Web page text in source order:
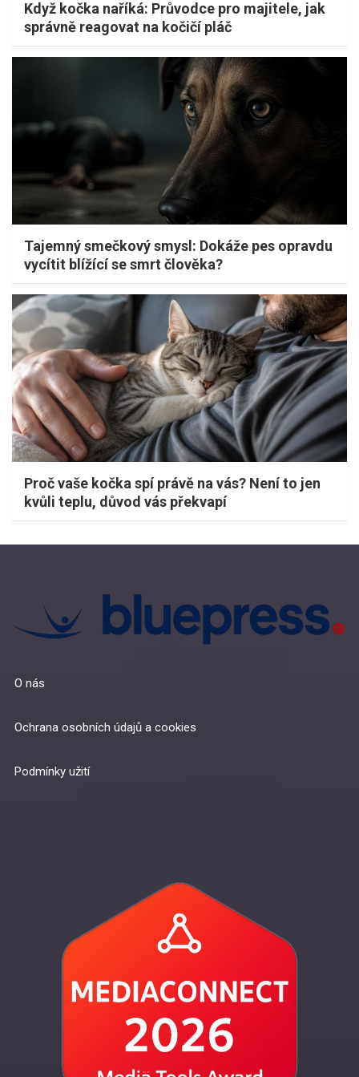
Když kočka naříká: Průvodce pro majitele, jak
správně reagovat na kočičí pláč
Tajemný smečkový smysl: Dokáže pes opravdu
vycítit blížící se smrt člověka?
Proč vaše kočka spí právě na vás? Není to jen
kvůli teplu, důvod vás překvapí
O nás
Ochrana osobních údajů a cookies
Podmínky užití